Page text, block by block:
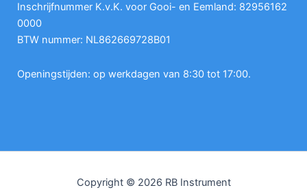
Inschrijfnummer K.v.K. voor Gooi- en Eemland: 82956162
0000
BTW nummer: NL862669728B01
Openingstijden: op werkdagen van 8:30 tot 17:00.
Copyright © 2026 RB Instrument